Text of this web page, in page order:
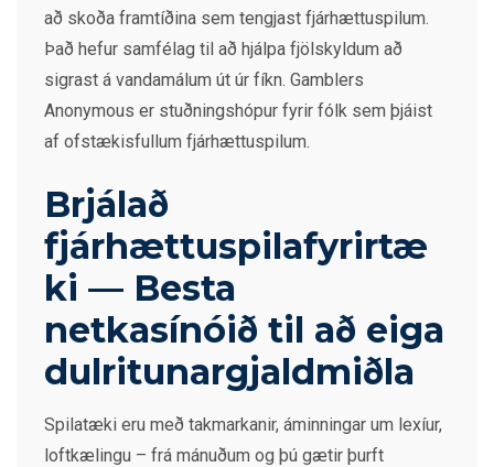
að skoða framtíðina sem tengjast fjárhættuspilum.
Það hefur samfélag til að hjálpa fjölskyldum að
sigrast á vandamálum út úr fíkn. Gamblers
Anonymous er stuðningshópur fyrir fólk sem þjáist
af ofstækisfullum fjárhættuspilum.
Brjálað
fjárhættuspilafyrirtæ
ki — Besta
netkasínóið til að eiga
dulritunargjaldmiðla
Spilatæki eru með takmarkanir, áminningar um lexíur,
loftkælingu – frá mánuðum og þú gætir þurft